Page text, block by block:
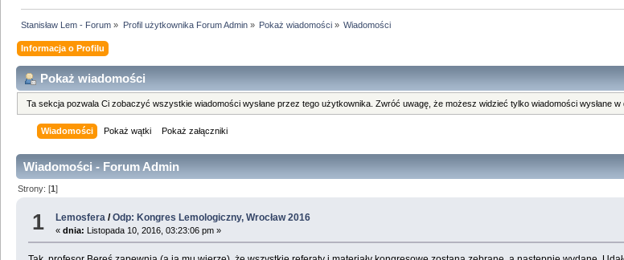
Stanisław Lem - Forum » Profil użytkownika Forum Admin» Pokaż wiadomości» Wiadomości
Informacja o Profilu
Pokaż wiadomości
Ta sekcja pozwala Ci zobaczyć wszystkie wiadomości wysłane przez tego użytkownika. Zwróć uwagę, że możesz widzieć tylko wiadomości wysłane w
Wiadomości Pokaż wątki Pokaż załączniki
Wiadomości - Forum Admin
Strony: [1]
1 Lemosfera /Odp: Kongres Lemologiczny, Wrocław 2016
«dnia: Listopada 10, 2016, 03:23:06 pm »